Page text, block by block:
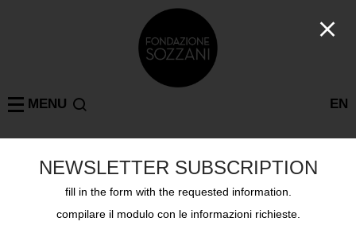
EN
MENU
ROBERTO OTERO
NEWSLETTER SUBSCRIPTION
fill in the form with the requested information.
compilare il modulo con le informazioni richieste.